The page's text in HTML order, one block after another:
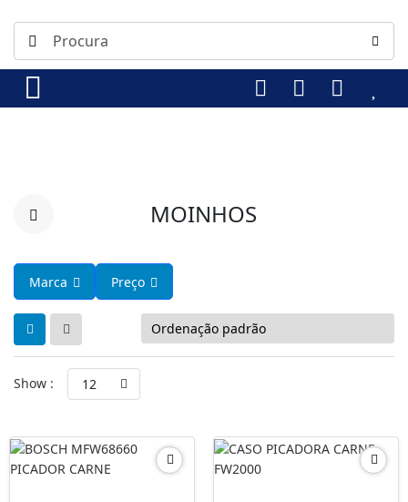
MOINHOS
Marca Preço
Show : 12